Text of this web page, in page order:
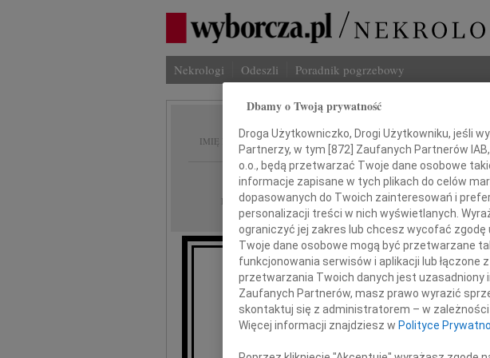
Nekrologi Odeszli Poradnik pogrzebowy
IMIĘ I NAZWISKO: Maria Stępień
REGION: Szczecin
DATA EMISJI: 22.09.2010
Z głębokim żalem zawiadamiamy, że dnia 17
Dbamy o Twoją prywatność
Droga Użytkowniczko, Drogi Użytkowniku, jeśli
Partnerzy, w tym [872] Zaufanych Partnerów
o.o., będą przetwarzać Twoje dane osobowe
informacje zapisane w tych plikach do celów
dopasowanych do Twoich zainteresowań i
personalizacji treści w nich wyświetlanych.
ograniczyć jej zakres lub chcesz wycofać zgodę
Twoje dane osobowe mogą być przetwarzane
funkcjonowania serwisów i aplikacji lub łączone
przetwarzania Twoich danych jest uzasadniony
Zaufanych Partnerów, masz prawo wyrazić
skontaktuj się z administratorem – w
Więcej informacji znajdziesz w Polityce